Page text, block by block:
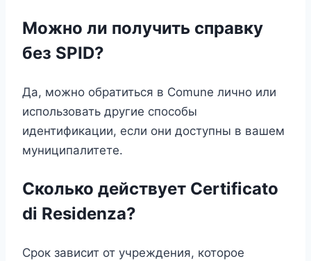
Можно ли получить справку
без SPID?
Да, можно обратиться в Comune лично или
использовать другие способы
идентификации, если они доступны в вашем
муниципалитете.
Сколько действует Certificato
di Residenza?
Срок зависит от учреждения, которое